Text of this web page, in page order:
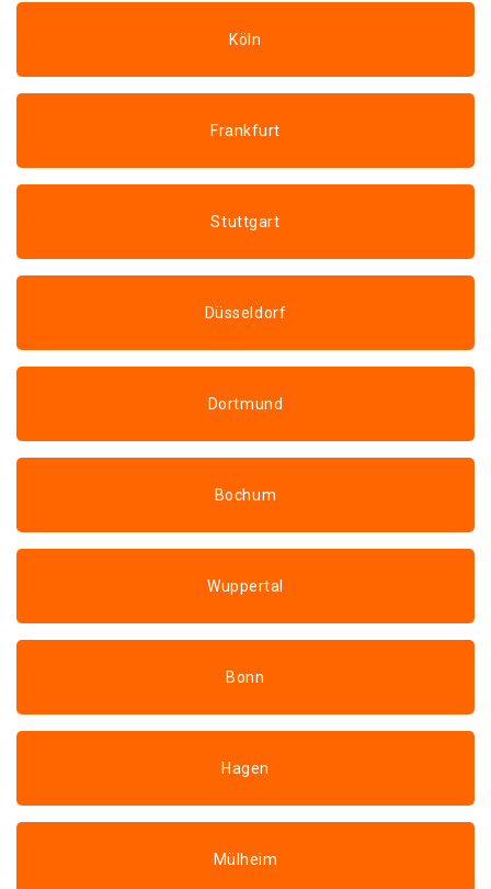
Köln
Frankfurt
Stuttgart
Düsseldorf
Dortmund
Bochum
Wuppertal
Bonn
Hagen
Mülheim